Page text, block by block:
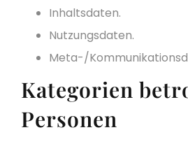
Inhaltsdaten.
Nutzungsdaten.
Meta-/
Kategorien
Personen